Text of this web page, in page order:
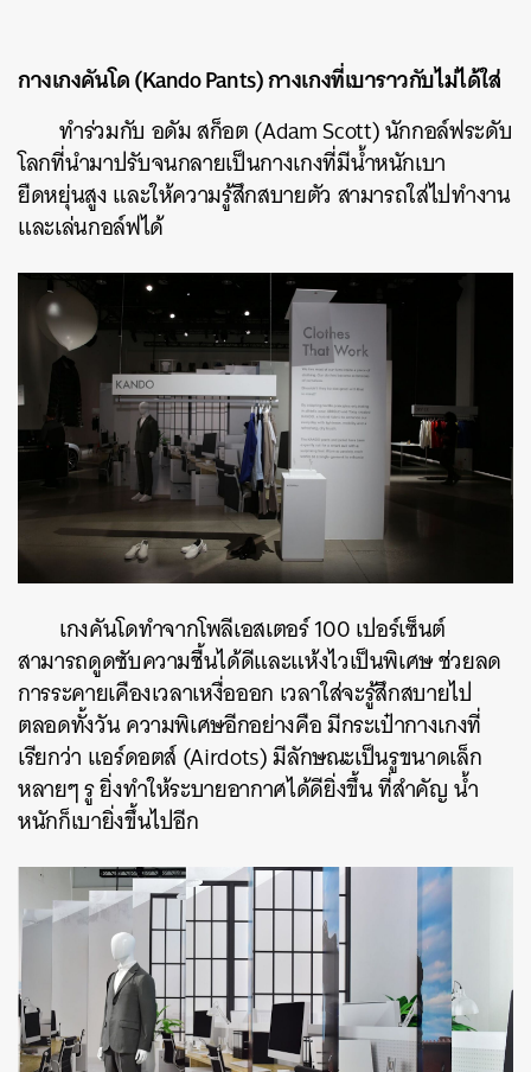
กางเกงคันโด (Kando Pants) กางเกงที่เบาราวกับไม่ได้ใส่
ทำร่วมกับ อดัม สก็อต (Adam Scott) นักกอล์ฟระดับ
โลกที่นำมาปรับจนกลายเป็นกางเกงที่มีน้ำหนักเบา
ยืดหยุ่นสูง และให้ความรู้สึกสบายตัว สามารถใส่ไปทำงาน
และเล่นกอล์ฟได้
เกงคันโดทำจากโพลีเอสเตอร์ 100 เปอร์เซ็นต์
สามารถดูดซับความชื้นได้ดีและแห้งไวเป็นพิเศษ ช่วยลด
การระคายเคืองเวลาเหงื่อออก เวลาใส่จะรู้สึกสบายไป
ตลอดทั้งวัน ความพิเศษอีกอย่างคือ มีกระเป๋ากางเกงที่
เรียกว่า แอร์ดอตส์ (Airdots) มีลักษณะเป็นรูขนาดเล็ก
หลายๆ รู ยิ่งทำให้ระบายอากาศได้ดียิ่งขึ้น ที่สำคัญ น้ำ
หนักก็เบายิ่งขึ้นไปอีก